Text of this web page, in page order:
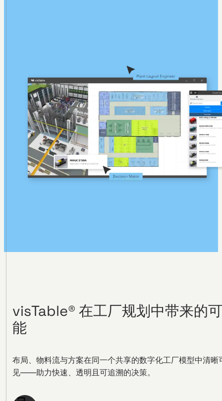
visTable® 在工厂规划中带来的可
能
布局、物料流与方案在同一个共享的数字化工厂模型中清晰
见——助力快速、透明且可追溯的决策。